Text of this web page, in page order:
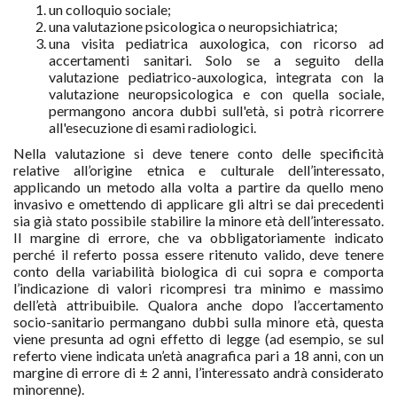
un colloquio sociale;
una valutazione psicologica o neuropsichiatrica;
una visita pediatrica auxologica, con ricorso ad
accertamenti sanitari. Solo se a seguito della
valutazione pediatrico-auxologica, integrata con la
valutazione neuropsicologica e con quella sociale,
permangono ancora dubbi sull'età, si potrà ricorrere
all'esecuzione di esami radiologici.
Nella valutazione si deve tenere conto delle specificità
relative all’origine etnica e culturale dell’interessato,
applicando un metodo alla volta a partire da quello meno
invasivo e omettendo di applicare gli altri se dai precedenti
sia già stato possibile stabilire la minore età dell’interessato.
Il margine di errore, che va obbligatoriamente indicato
perché il referto possa essere ritenuto valido, deve tenere
conto della variabilità biologica di cui sopra e comporta
l’indicazione di valori ricompresi tra minimo e massimo
dell’età attribuibile. Qualora anche dopo l’accertamento
socio-sanitario permangano dubbi sulla minore età, questa
viene presunta ad ogni effetto di legge (ad esempio, se sul
referto viene indicata un’età anagrafica pari a 18 anni, con un
margine di errore di ± 2 anni, l’interessato andrà considerato
minorenne).